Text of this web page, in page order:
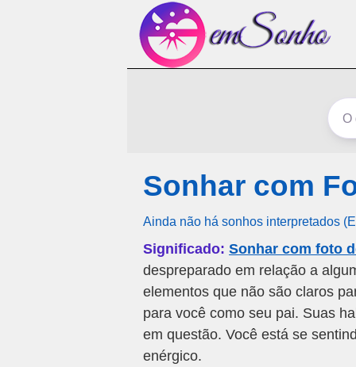
Sonhar com
Ainda não há sonhos interpretados
Significado: Sonhar com foto
despreparado em relação a
elementos que não são claros
para você como seu pai. Suas
em questão. Você está se
enérgico.